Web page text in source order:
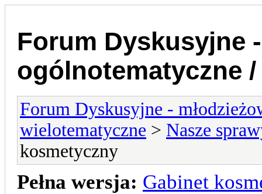
Forum Dyskusyjne
ogólnotematyczne
Forum Dyskusyjne -
wielotematyczne > Nasze
kosmetyczny
Pełna wersja: Gabinet